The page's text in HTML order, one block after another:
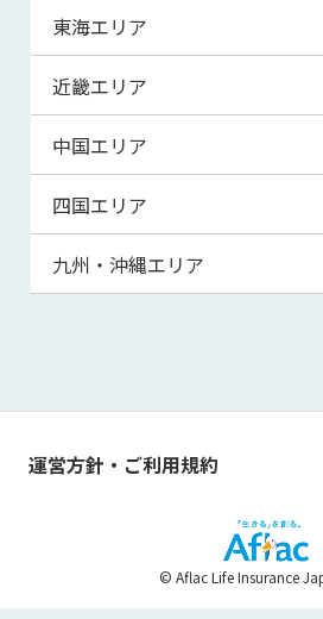
宮城県
秋田県
山形県
神奈川県
埼玉県
千葉県
茨城県
群馬県
新潟県
富山県
福井県
山梨県
長野県
東海エリア
岐阜県
静岡県
三重県
近畿エリア
滋賀県
京都府
大阪府
兵庫県
和歌山県
中国エリア
鳥取県
島根県
山口県
四国エリア
徳島県
高知県
九州・沖縄エリア
熊本県
運営方針・ご利用規約
© Aflac Life Insurance